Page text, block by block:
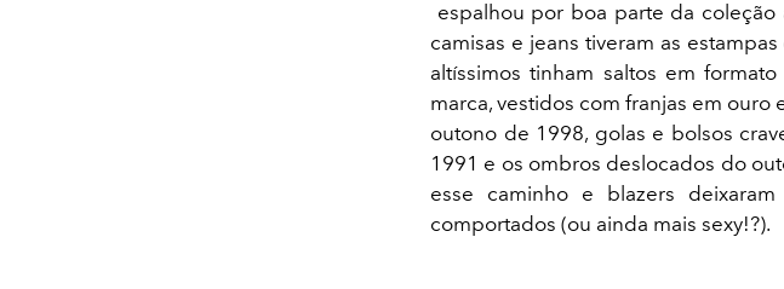
espalhou por boa parte da coleção
camisas e jeans tiveram as
altíssimos tinham saltos em
marca, vestidos com franjas em
outono de 1998, golas e bolsos
1991 e os ombros deslocados do
esse caminho e blazers
comportados (ou ainda mais sexy!?).